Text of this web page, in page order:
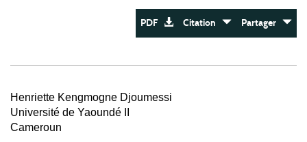
PDF Citation Partager
Henriette Kengmogne Djoumessi
Université de Yaoundé II
Cameroun